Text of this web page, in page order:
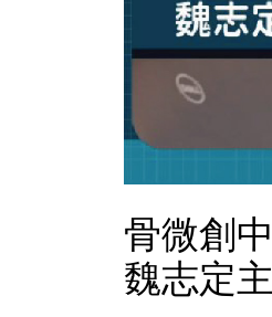
骨微創
魏志定